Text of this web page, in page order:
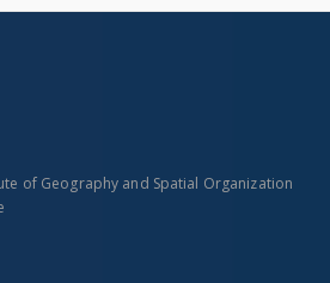
of Geography and Spatial Organization